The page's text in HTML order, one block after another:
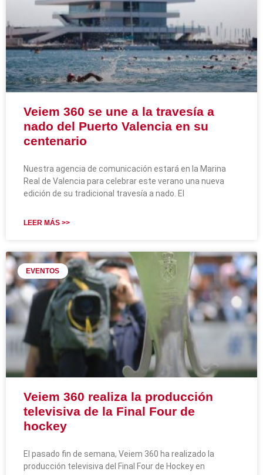
Veiem 360 se une a la travesía a
nado del Puerto Valencia en su
centenario
Nuestra agencia de comunicación estará en la Marina
Real de Valencia para celebrar este verano una nueva
edición de su tradicional travesía a nado. El
LEER MÁS >>
EVENTOS
Veiem 360 realiza la producción
televisiva de la Final Four de
hockey
El pasado fin de semana, Veiem 360 ha realizado la
producción televisiva del Final Four de Hockey en